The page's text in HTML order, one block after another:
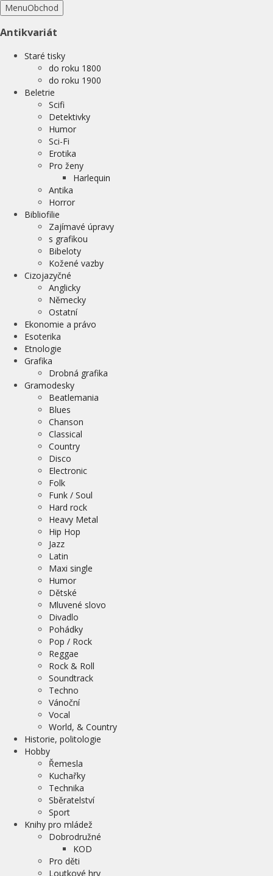
MenuObchod
Antikvariát
Staré tisky
do roku 1800
do roku 1900
Beletrie
Scifi
Detektivky
Humor
Sci-Fi
Erotika
Pro ženy
Harlequin
Antika
Horror
Bibliofilie
Zajímavé úpravy
s grafikou
Bibeloty
Kožené vazby
Cizojazyčné
Anglicky
Německy
Ostatní
Ekonomie a právo
Esoterika
Etnologie
Grafika
Drobná grafika
Gramodesky
Beatlemania
Blues
Chanson
Classical
Country
Disco
Electronic
Folk
Funk / Soul
Hard rock
Heavy Metal
Hip Hop
Jazz
Latin
Maxi single
Humor
Dětské
Mluvené slovo
Divadlo
Pohádky
Pop / Rock
Reggae
Rock & Roll
Soundtrack
Techno
Vánoční
Vocal
World, & Country
Historie, politologie
Hobby
Řemesla
Kuchařky
Technika
Sběratelství
Sport
Knihy pro mládež
Dobrodružné
KOD
Pro děti
Loutkové hry